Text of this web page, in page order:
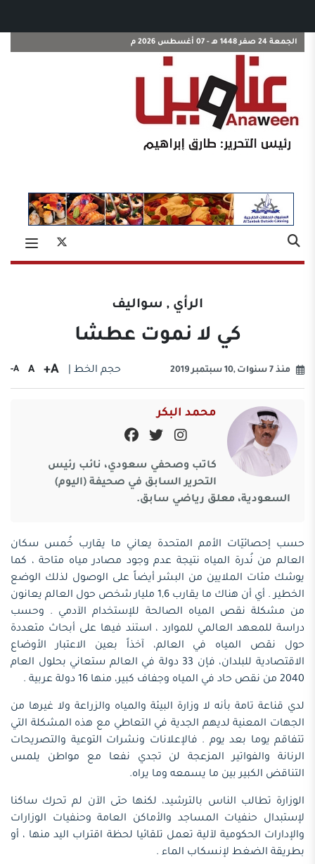
الجمعة 24 صفر 1448 هـ - 07 أغسطس 2026 م
الرأي , سواليف
كي لا نموت عطشا
منذ 7 سنوات ,10 سبتمبر 2019 حجم الخط | A+
A
A-
محمد البكر
كاتب وصحفي سعودي، نائب رئيس
التحرير السابق في صحيفة (اليوم)
السعودية، معلق رياضي سابق.
حسب إحصائيّات الأمم المتحدة يعاني ما يقارب خُمس سكان
العالم من نُدرة المياه نتيجة عدم وجود مصادر مياه متاحة ، كما
يوشك مئات الملايين من البشر أيضاً على الوصول لذلك الوضع
الخطير . أي أن هناك ما يقارب 1,6 مليار شخص حول العالم يعانون
من مشكلة نقص المياه الصالحة للإستخدام الآدمي . وحسب
دراسة للمعهد العالمي للموارد ، استند فيها على أبحاث متعددة
حول نقص المياه في العالم، آخذاً بعين الاعتبار الأوضاع
الاقتصادية للبلدان، فإن 33 دولة في العالم ستعاني بحلول العام
2040 من نقص حاد في المياه وجفاف كبير، منها 16 دولة عربية .
لدي قناعة تامة بأنه لا وزارة البيئة والمياه والزراعة ولا غيرها من
الجهات المعنية لديهم الجدية في التعاطي مع هذه المشكلة التي
تتفاقم يوما بعد يوم . فالإعلانات ونشرات التوعية والتصريحات
الرنانة والفواتير المزعجة لن تجدي نفعا مع مواطن يلمس
التناقض الكبير بين ما يسمعه وما يراه.
الوزارة تطالب الناس بالترشيد، لكنها حتى الآن لم تحرك ساكنا
لإستبدال حنفيات المساجد والأماكن العامة وحنفيات الوزارات
والإدارات الحكومية لآلية تعمل تلقائيا لحظة اقتراب اليد منها ، أو
بطريقة الضغط لإنسكاب الماء .